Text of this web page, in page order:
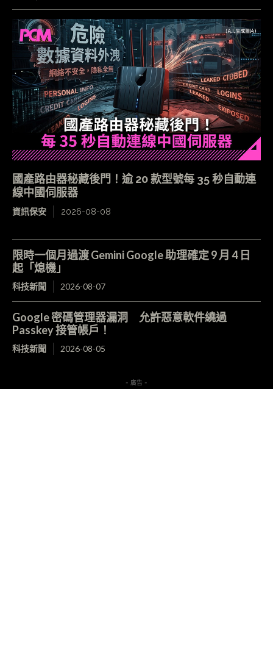
國產路由器秘藏後門！逾 20 款型號每 35 秒自動連
線中國伺服器
資訊保安 2026-08-08
限時一個月過渡 Gemini Google 助理確定 9 月 4 日
起「熄機」
科技新聞 2026-08-07
Google 密碼管理器漏洞 允許惡意軟件繞過
Passkey 接管帳戶！
科技新聞 2026-08-05
- 廣告 -